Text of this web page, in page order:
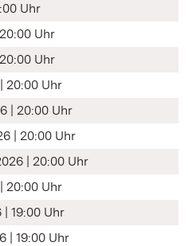
Uhr
Uhr
Uhr
20:00 Uhr
| 20:00 Uhr
| 20:00 Uhr
| 20:00 Uhr
20:00 Uhr
19:00 Uhr
| 19:00 Uhr